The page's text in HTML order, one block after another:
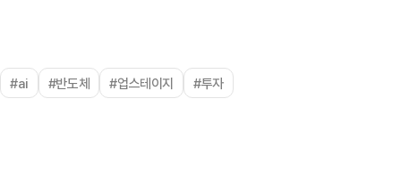
#ai #반도체 #업스테이지 #투자